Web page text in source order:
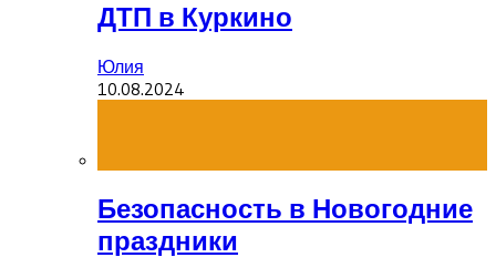
ДТП в Куркино
Юлия
10.08.2024
Безопасность в Новогодние
праздники